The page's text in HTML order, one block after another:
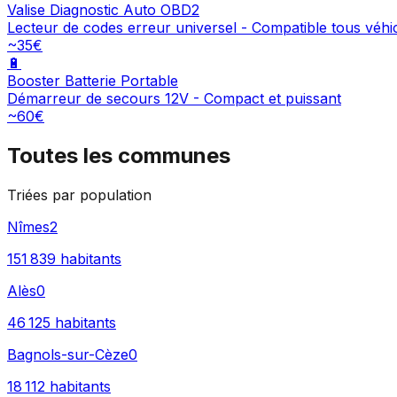
Valise Diagnostic Auto OBD2
Lecteur de codes erreur universel - Compatible tous
~35€
🔋
Booster Batterie Portable
Démarreur de secours 12V - Compact et puissant
~60€
Toutes les communes
Triées par population
Nîmes2
151 839 habitants
Alès0
46 125 habitants
Bagnols-sur-Cèze0
18 112 habitants